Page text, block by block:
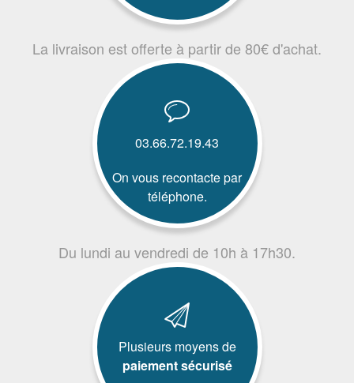
La livraison est offerte à partir de 80€ d'achat.
03.66.72.19.43
On vous recontacte par
téléphone.
Du lundi au vendredi de 10h à 17h30.
Plusieurs moyens de
paiement sécurisé